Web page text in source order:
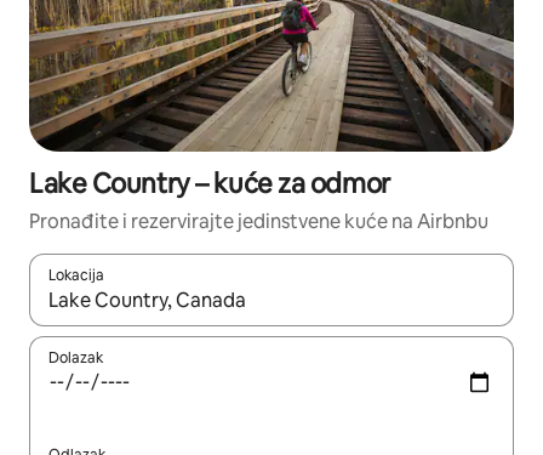
Lake Country – kuće za odmor
Pronađite i rezervirajte jedinstvene kuće na Airbnbu
Lokacija
Kada budu dostupni rezultati, moći ćete ih pregledati
Dolazak